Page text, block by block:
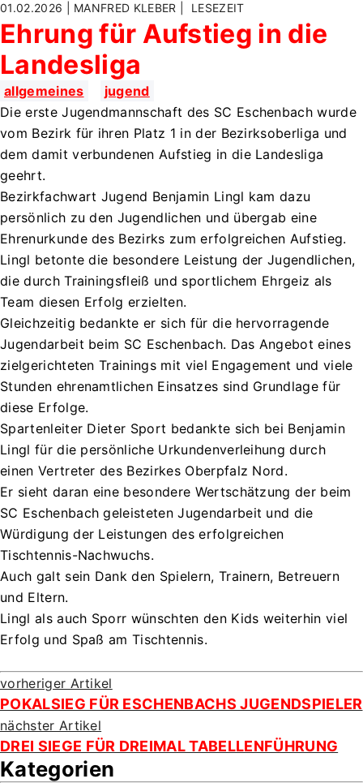
01.02.2026 | MANFRED KLEBER | LESEZEIT
Ehrung für Aufstieg in die
Landesliga
allgemeines
jugend
Die erste Jugendmannschaft des SC Eschenbach wurde
vom Bezirk für ihren Platz 1 in der Bezirksoberliga und
dem damit verbundenen Aufstieg in die Landesliga
geehrt.
Bezirkfachwart Jugend Benjamin Lingl kam dazu
persönlich zu den Jugendlichen und übergab eine
Ehrenurkunde des Bezirks zum erfolgreichen Aufstieg.
Lingl betonte die besondere Leistung der Jugendlichen,
die durch Trainingsfleiß und sportlichem Ehrgeiz als
Team diesen Erfolg erzielten.
Gleichzeitig bedankte er sich für die hervorragende
Jugendarbeit beim SC Eschenbach. Das Angebot eines
zielgerichteten Trainings mit viel Engagement und viele
Stunden ehrenamtlichen Einsatzes sind Grundlage für
diese Erfolge.
Spartenleiter Dieter Sport bedankte sich bei Benjamin
Lingl für die persönliche Urkundenverleihung durch
einen Vertreter des Bezirkes Oberpfalz Nord.
Er sieht daran eine besondere Wertschätzung der beim
SC Eschenbach geleisteten Jugendarbeit und die
Würdigung der Leistungen des erfolgreichen
Tischtennis-Nachwuchs.
Auch galt sein Dank den Spielern, Trainern, Betreuern
und Eltern.
Lingl als auch Sporr wünschten den Kids weiterhin viel
Erfolg und Spaß am Tischtennis.
vorheriger Artikel
POKALSIEG FÜR ESCHENBACHS JUGENDSPIELER
nächster Artikel
DREI SIEGE FÜR DREIMAL TABELLENFÜHRUNG
Kategorien